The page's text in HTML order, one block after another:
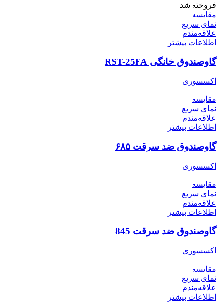
فروخته شد
مقایسه
نمای سریع
علاقه‌مندم
اطلاعات بیشتر
گاوصندوق خانگی RST-25FA
اکسسوری
مقایسه
نمای سریع
علاقه‌مندم
اطلاعات بیشتر
گاوصندوق ضد سرقت ۶۸۵
اکسسوری
مقایسه
نمای سریع
علاقه‌مندم
اطلاعات بیشتر
گاوصندوق ضد سرقت 845
اکسسوری
مقایسه
نمای سریع
علاقه‌مندم
اطلاعات بیشتر